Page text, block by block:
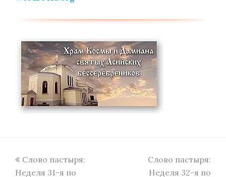
previous
post:
Слово пастыря:
Неделя 31-я по
next
post:
Слово пастыря:
Неделя 32-я по